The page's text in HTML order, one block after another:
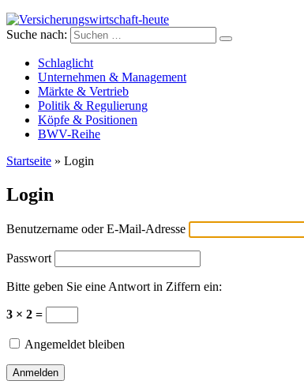
Versicherungswirtschaft-heute
Suche nach:
Schlaglicht
Unternehmen & Management
Märkte & Vertrieb
Politik & Regulierung
Köpfe & Positionen
BWV-Reihe
Startseite » Login
Login
Benutzername oder E-Mail-Adresse
Passwort
Bitte geben Sie eine Antwort in Ziffern ein:
3 × 2 =
Angemeldet bleiben